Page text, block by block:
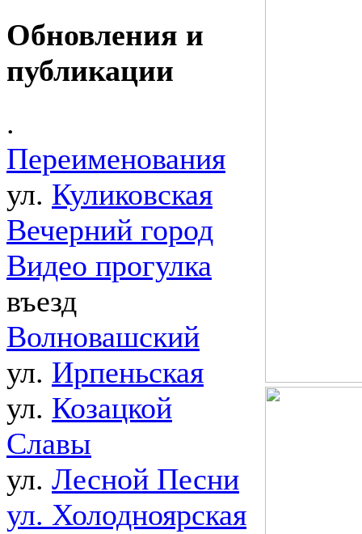
Обновления и
публикации
.
Переименования
ул. Куликовская
Вечерний город
Видео прогулка
въезд
Волновашский
ул. Ирпеньская
ул. Козацкой
Славы
ул. Лесной Песни
ул. Холодноярская